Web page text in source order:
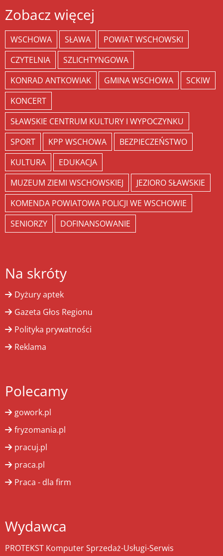
Zobacz więcej
WSCHOWA SŁAWA
POWIAT WSCHOWSKI
CZYTELNIA
SZLICHTYNGOWA
KONRAD ANTKOWIAK
GMINA WSCHOWA
SCKIW
KONCERT
SŁAWSKIE CENTRUM KULTURY I WYPOCZYNKU
SPORT
KPP WSCHOWA
BEZPIECZEŃSTWO
KULTURA
EDUKACJA
MUZEUM ZIEMI WSCHOWSKIEJ
JEZIORO SŁAWSKIE
KOMENDA POWIATOWA POLICJI WE WSCHOWIE
SENIORZY
DOFINANSOWANIE
Na skróty
Dyżury aptek
Gazeta Głos Regionu
Polityka prywatności
Reklama
Polecamy
gowork.pl
fryzomania.pl
pracuj.pl
praca.pl
Praca - dla firm
Wydawca
PROTEKST Komputer Sprzedaż-Usługi-Serwis